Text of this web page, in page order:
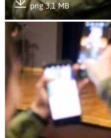
png 3,1 MB
Pobierz załącznik
Otwórz załącznik Wojsko